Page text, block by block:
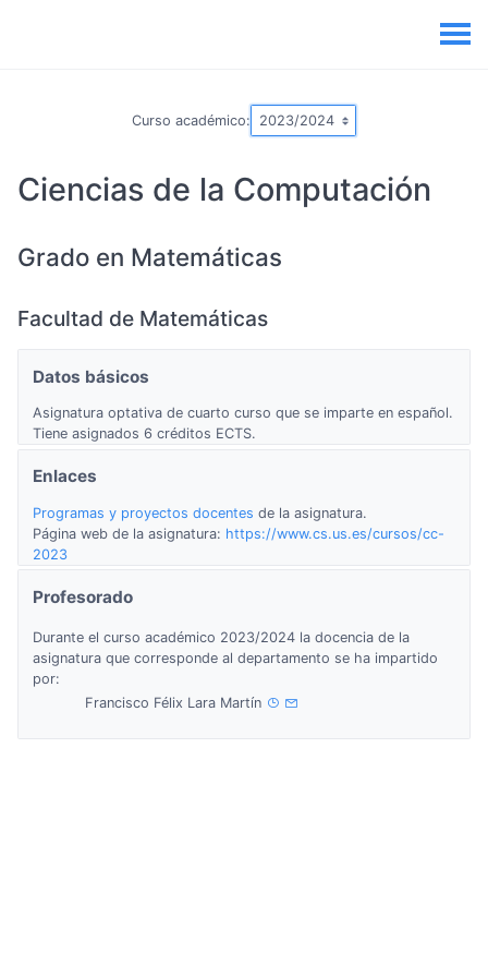
Curso académico:
Ciencias de la Computación
Grado en Matemáticas
Facultad de Matemáticas
Datos básicos
Asignatura optativa de cuarto curso que se imparte en español.
Tiene asignados 6 créditos ECTS.
Enlaces
Programas y proyectos docentes de la asignatura.
Página web de la asignatura: https://www.cs.us.es/cursos/cc-
2023
Profesorado
Durante el curso académico 2023/2024 la docencia de la
asignatura que corresponde al departamento se ha impartido
por:
Francisco Félix Lara Martín